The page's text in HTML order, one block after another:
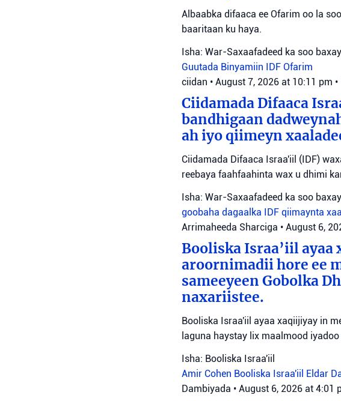
Albaabka difaaca ee Ofarim oo la
baaritaan ku haya.
Isha: War-Saxaafadeed ka soo
Guutada Binyamiin
IDF Ofarim
ciidan • August 7, 2026 at 10:11 pm •
Ciidamada Difaaca
bandhigaan
ah iyo qiimeyn
Ciidamada Difaaca Israa'iil (IDF)
reebaya faahfaahinta wax u dhimi
Isha: War-Saxaafadeed ka soo
goobaha dagaalka
IDF qiimaynta
Arrimaheeda Sharciga • August 6,
Booliska Israa’iil
aroornimadii hore ee
sameeyeen Gobolka
naxariistee.
Booliska Israa'iil ayaa xaqiijiyay in
laguna haystay lix maalmood
Isha: Booliska Israa'iil
Amir Cohen Booliska Israa'iil Eldar
Dambiyada • August 6, 2026 at 4:01